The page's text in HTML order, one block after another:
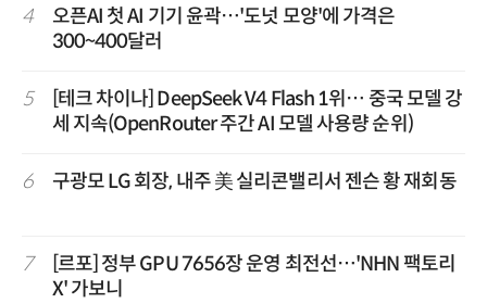
4
오픈AI 첫 AI 기기 윤곽…'도넛 모양'에 가격은
300~400달러
5
[테크 차이나] DeepSeek V4 Flash 1위… 중국 모델 강
세 지속(OpenRouter 주간 AI 모델 사용량 순위)
6 구광모 LG 회장, 내주 美 실리콘밸리서 젠슨 황 재회동
7
[르포] 정부 GPU 7656장 운영 최전선…'NHN 팩토리
X' 가보니